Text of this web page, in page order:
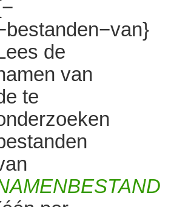
de
van
te